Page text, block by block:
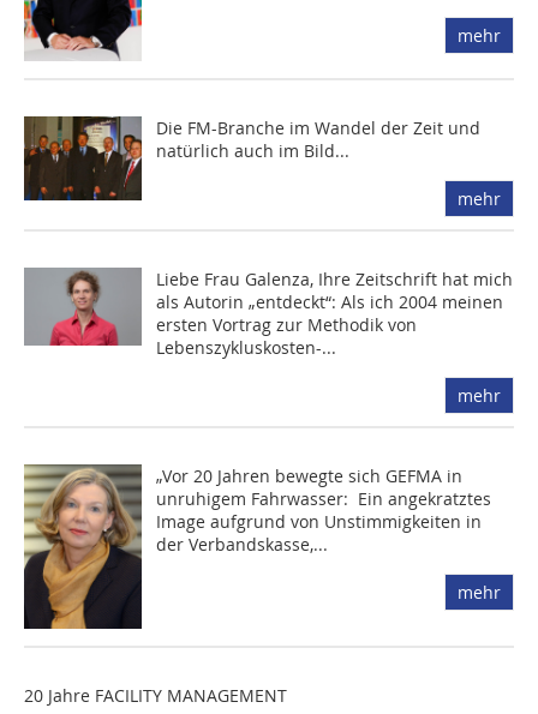
mehr
Die FM-Branche im Wandel der Zeit und
natürlich auch im Bild...
mehr
Liebe Frau Galenza, Ihre Zeitschrift hat mich
als Autorin „entdeckt“: Als ich 2004 meinen
ersten Vortrag zur Methodik von
Lebenszykluskosten-...
mehr
„Vor 20 Jahren bewegte sich GEFMA in
unruhigem Fahrwasser: Ein angekratztes
Image aufgrund von Unstimmigkeiten in
der Verbandskasse,...
mehr
20 Jahre FACILITY MANAGEMENT